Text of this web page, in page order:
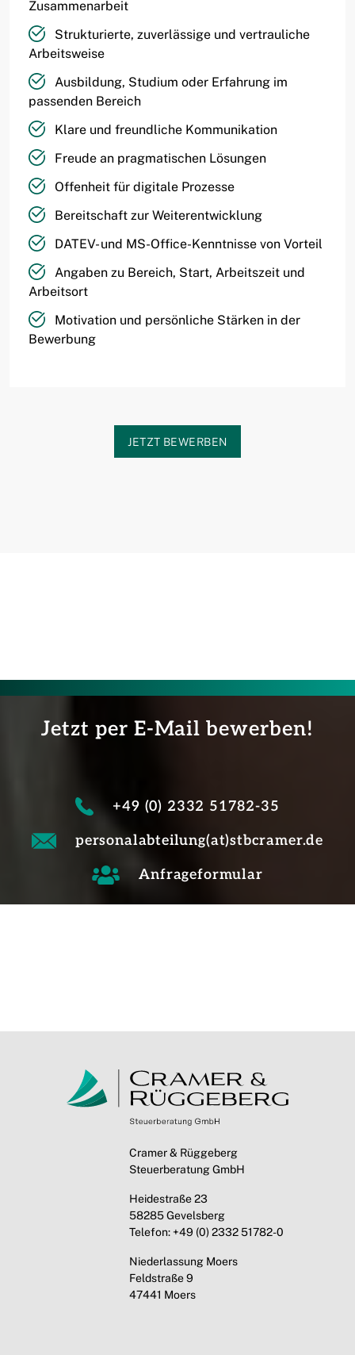
Zusammenarbeit
Strukturierte, zuverlässige und vertrauliche
Arbeitsweise
Ausbildung, Studium oder Erfahrung im
passenden Bereich
Klare und freundliche Kommunikation
Freude an pragmatischen Lösungen
Offenheit für digitale Prozesse
Bereitschaft zur Weiterentwicklung
DATEV- und MS-Office-Kenntnisse von Vorteil
Angaben zu Bereich, Start, Arbeitszeit und
Arbeitsort
Motivation und persönliche Stärken in der
Bewerbung
JETZT BEWERBEN
Jetzt per E-Mail bewerben!
+49 (0) 2332 51782-35
personalabteilung(at)stbcramer.de
Anfrageformular
Cramer & Rüggeberg
Steuerberatung GmbH
Heidestraße 23
58285 Gevelsberg
Telefon: +49 (0) 2332 51782-0
Niederlassung Moers
Feldstraße 9
47441 Moers